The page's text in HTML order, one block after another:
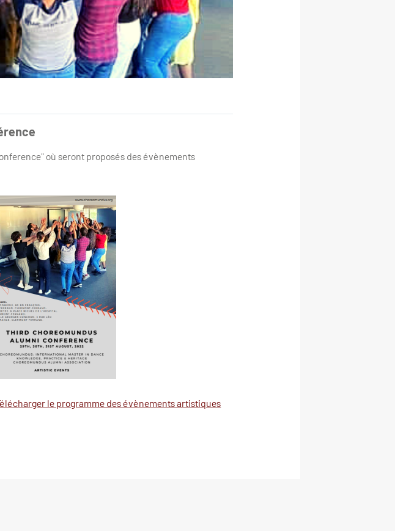
où seront proposés des évènements
le programme des évènements artistiques